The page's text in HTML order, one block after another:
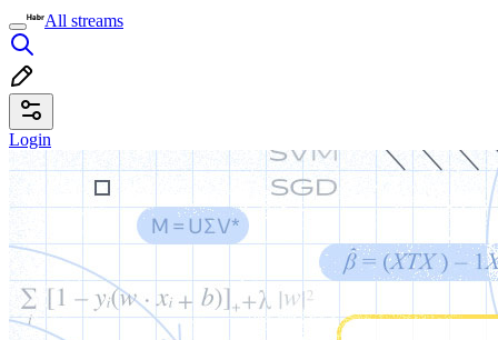
All streams
Login